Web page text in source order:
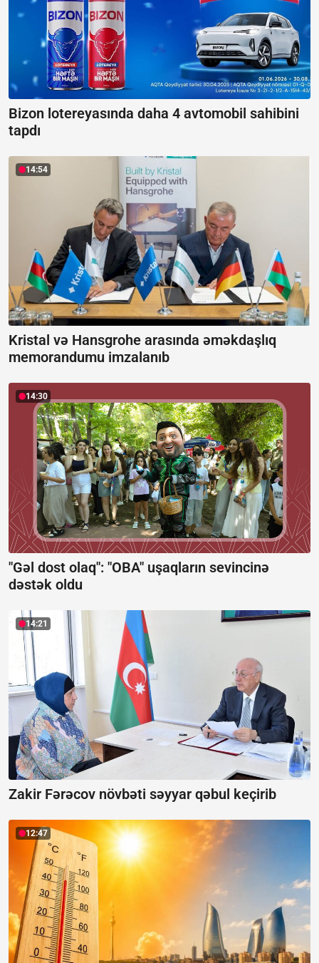
Bizon lotereyasında daha 4 avtomobil sahibini
tapdı
14:54
Kristal və Hansgrohe arasında əməkdaşlıq
memorandumu imzalanıb
14:30
"Gəl dost olaq": "OBA" uşaqların sevincinə
dəstək oldu
14:21
Zakir Fərəcov növbəti səyyar qəbul keçirib
12:47